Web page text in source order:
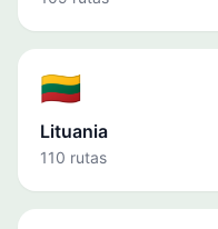
🇱🇹
Lituania
110 rutas